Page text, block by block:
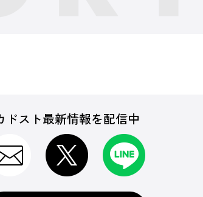
ドスト最新情報を配信中